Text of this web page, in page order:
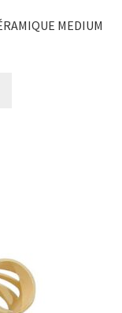
MEDIUM